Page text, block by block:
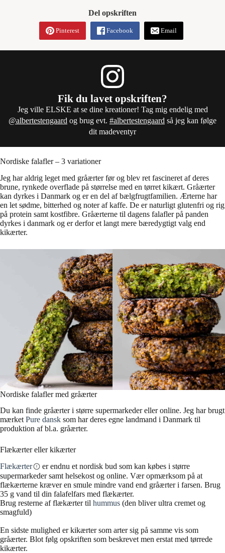
Del opskriften
Pinterest Facebook Email
Fik du lavet opskriften?
Jeg ville ELSKE at se dine kreationer! Tag mig endelig med
@albertestengaard og brug evt. #albertestengaard så jeg kan følge
dit madeventyr
Nordiske falafler – 3 variationer
Jeg har aldrig leget med gråærter før og blev ret fascineret af deres
brune, rynkede overflade på størrelse med en tørret kikært. Gråærter
kan dyrkes i Danmark og er en del af bælgfrugtfamilien. Ærterne har
en let sødme, bitterhed og noter af kaffe. De er naturligt glutenfri og rig
på protein samt kostfibre. Gråærterne til dagens falafler på panden
dyrkes i danmark og er derfor et langt mere bæredygtigt valg end
kikærter.
Nordiske falafler med gråærter
Du kan finde gråærter i større supermarkeder eller online. Jeg har brugt
mærket Pure dansk som har deres egne landmand i Danmark til
produktion af bl.a. gråærter.
Flækærter eller kikærter
Flækærter
er endnu et nordisk bud som kan købes i større
supermarkeder samt helsekost og online. Vær opmærksom på at
flækærterne kræver en smule mindre vand end gråærter i farsen. Brug
35 g vand til din falafelfars med flækærter.
Brug resterne af flækærter til hummus (den bliver ultra cremet og
smagfuld)
En sidste mulighed er kikærter som arter sig på samme vis som
gråærter. Blot følg opskriften som beskrevet men erstat med tørrede
kikærter.